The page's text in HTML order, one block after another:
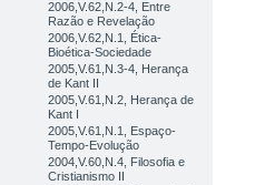
2006,V.62,N.2-4, Entre
Razão e Revelação
2006,V.62,N.1, Ética-
Bioética-Sociedade
2005,V.61,N.3-4, Herança
de Kant II
2005,V.61,N.2, Herança de
Kant I
2005,V.61,N.1, Espaço-
Tempo-Evolução
2004,V.60,N.4, Filosofia e
Cristianismo II